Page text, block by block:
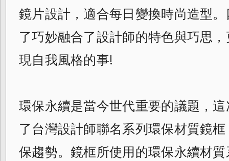
鏡片設計，適合每日變換時尚造型
了巧妙融合了設計師的特色與巧思
現自我風格的事!
環保永續是當今世代重要的議題，
了台灣設計師聯名系列環保材質鏡
保趨勢。鏡框所使用的環保永續材